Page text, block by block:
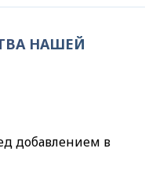
НАШЕЙ
добавлением в